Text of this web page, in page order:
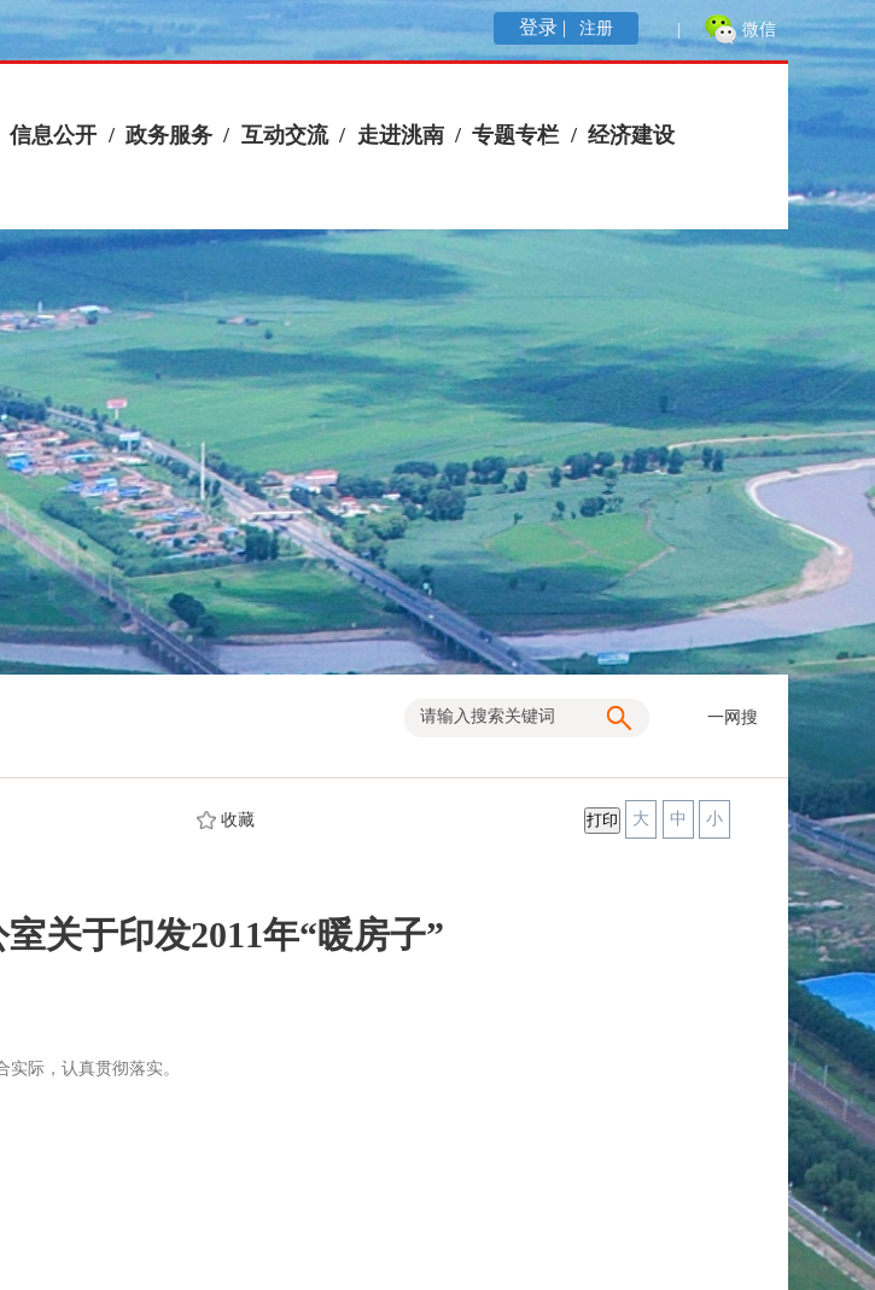
微信
登录 | 注册
信息公开 / 政务服务 / 互动交流 / 走进洮南 / 专题专栏 / 经济建设
一网搜
小
中
大
收藏
关于印发2011年“暖房子”
际，认真贯彻落实。